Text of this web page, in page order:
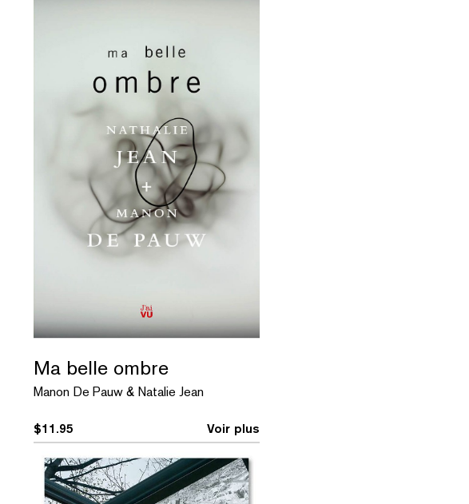
Ma belle ombre
Manon De Pauw & Natalie Jean
$11.95 Voir plus